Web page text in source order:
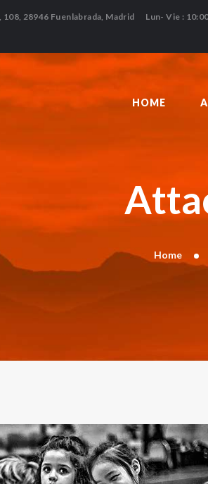
28946 Fuenlabrada, Madrid Lun- Vie :
HOME
Home
HOME
PRECIOS